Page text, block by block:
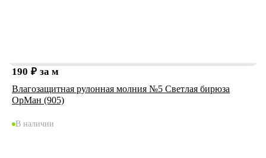
190 ₽ за м
Влагозащитная рулонная молния №5 Светлая бирюза
ОрМан (905)
В наличии